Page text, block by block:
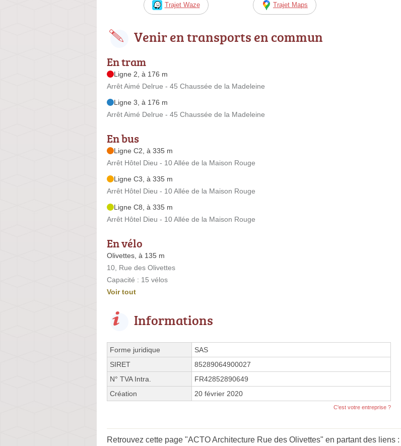
Trajet Waze Trajet Maps
Venir en transports en commun
En tram
Ligne 2, à 176 m
Arrêt Aimé Delrue - 45 Chaussée de la Madeleine
Ligne 3, à 176 m
Arrêt Aimé Delrue - 45 Chaussée de la Madeleine
En bus
Ligne C2, à 335 m
Arrêt Hôtel Dieu - 10 Allée de la Maison Rouge
Ligne C3, à 335 m
Arrêt Hôtel Dieu - 10 Allée de la Maison Rouge
Ligne C8, à 335 m
Arrêt Hôtel Dieu - 10 Allée de la Maison Rouge
En vélo
Olivettes, à 135 m
10, Rue des Olivettes
Capacité : 15 vélos
Voir tout
Informations
Forme juridique
SAS
SIRET
85289064900027
N° TVA Intra.
FR42852890649
Création
20 février 2020
C'est votre entreprise ?
Retrouvez cette page "ACTO Architecture Rue des Olivettes" en partant des liens :